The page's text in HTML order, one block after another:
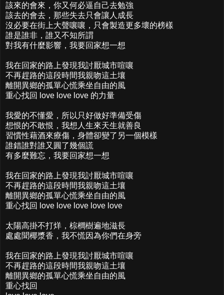
該來的會來，你又何必逼自己去勉強
該去的會去，那些失去只會讓人成長
沒必要在街上大聲嚷嚷，只會製造更多壞的榜樣
誰是誰非，誰又不知所謂
對我有什麼影響，我要回家想一想
我在回家的路上發現我討厭城市喧嚷
不再趕路的這段時間我親吻這土壤
離開異鄉的孤單心慌乘坐自由的風
重心找回 love love love 的力量
我愛的不懂愛，所以只好做好準備受傷
想恨的不敢恨，我想人生來天生就善良
習慣性藉酒來療傷，身體卻變了另一個模樣
誰錯誰對誰又圓了幾個謊
有多麼難忘，我要回家想一想
我在回家的路上發現我討厭城市喧嚷
不再趕路的這段時間我親吻這土壤
離開異鄉的孤單心慌乘坐自由的風
重心找回 love love love love love
太陽高掛不打烊，棕櫚樹遍地滋長
處處聞椰漿香，我不慌因為你們在身旁
我在回家的路上發現我討厭城市喧嚷
不再趕路的這段時間我親吻這土壤
離開異鄉的孤單心慌乘坐自由的風
重心找回